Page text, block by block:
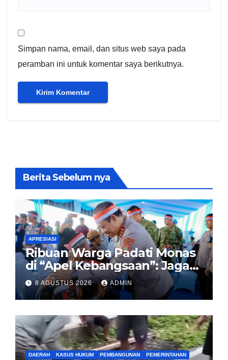
Simpan nama, email, dan situs web saya pada
peramban ini untuk komentar saya berikutnya.
Berita Sebelum nya
APRESIASI
Ribuan Warga Padati Monas
di “Apel Kebangsaan”: Jaga
Jakarta Berarti Jaga
Indonesia
8 AGUSTUS 2026 ADMIN
DAERAH KASUS HUKUM PEMBANGUNAN PEMERINTAHAN